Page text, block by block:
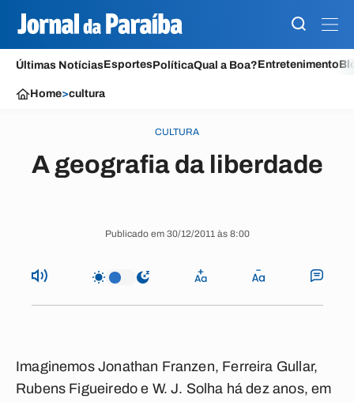
Últimas NotíciasEsportesPolíticaQual a Boa?Entretenimento
Home>cultura
CULTURA
A geografia da liberdade
Publicado em 30/12/2011 às 8:00
Imaginemos Jonathan Franzen, Ferreira Gullar,
Rubens Figueiredo e W. J. Solha há dez anos, em